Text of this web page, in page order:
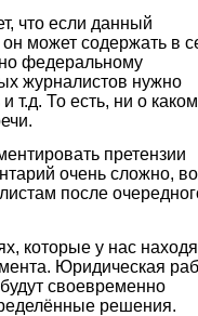
что если данный
он может содержать в
федеральному
журналистов нужно
т.д. То есть, ни о каком
претензии
очень сложно,
после
которые у нас
Юридическая
своевременно
решения.